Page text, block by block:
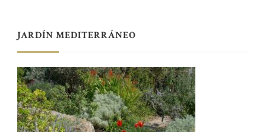
JARDÍN MEDITERRÁNEO